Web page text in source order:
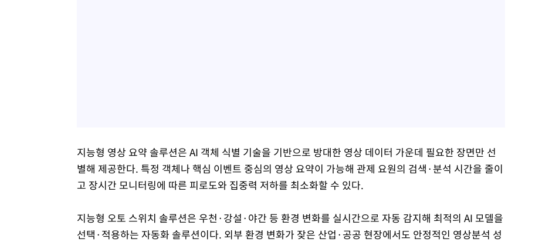
지능형 영상 요약 솔루션은 AI 객체 식별 기술을 기반으로 방대한 영상 데이터 가운데 필요한 장면만 선
별해 제공한다. 특정 객체나 핵심 이벤트 중심의 영상 요약이 가능해 관제 요원의 검색·분석 시간을 줄이
고 장시간 모니터링에 따른 피로도와 집중력 저하를 최소화할 수 있다.
지능형 오토 스위치 솔루션은 우천·강설·야간 등 환경 변화를 실시간으로 자동 감지해 최적의 AI 모델을
선택·적용하는 자동화 솔루션이다. 외부 환경 변화가 잦은 산업·공공 현장에서도 안정적인 영상분석 성